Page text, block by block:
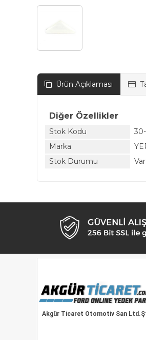
Ürün Açıklaması
Diğer Özellikler
Stok Kodu
Marka
Stok Durumu
Var
Akgür Ticaret Otomotiv San